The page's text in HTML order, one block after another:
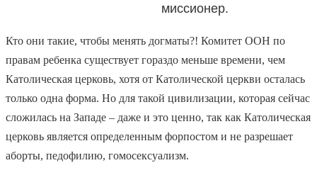
миссионер.
Кто они такие, чтобы менять догматы?! Комитет ООН по
правам ребенка существует гораздо меньше времени, чем
Католическая церковь, хотя от Католической церкви осталась
только одна форма. Но для такой цивилизации, которая сейчас
сложилась на Западе – даже и это ценно, так как Католическая
церковь является определенным форпостом и не разрешает
аборты, педофилию, гомосексуализм.